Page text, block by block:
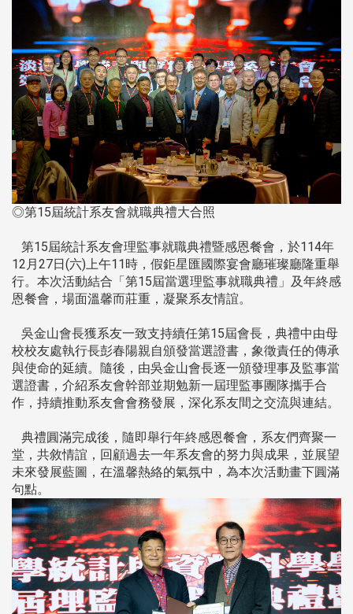
◎第15屆統計系友會就職典禮大合照
第15屆統計系友會理監事就職典禮暨感恩餐會，於114年
12月27日(六)上午11時，假鉅星匯國際宴會廳璀璨廳隆重舉
行。本次活動結合「第15屆當選理監事就職典禮」及年終感
恩餐會，場面溫馨而莊重，凝聚系友情誼。
吳金山會長獲系友一致支持續任第15屆會長，典禮中由母
校校友處執行長彭春陽親自頒發當選證書，象徵責任的傳承
與使命的延續。隨後，由吳金山會長逐一頒發理事及監事當
選證書，介紹系友會幹部並期勉新一屆理監事團隊攜手合
作，持續推動系友會會務發展，深化系友間之交流與連結。
典禮圓滿完成後，隨即舉行年終感恩餐會，系友們齊聚一
堂，共敘情誼，回顧過去一年系友會的努力與成果，並展望
未來發展藍圖，在溫馨熱絡的氣氛中，為本次活動畫下圓滿
句點。